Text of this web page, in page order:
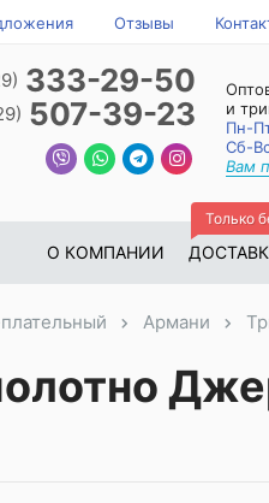
Отзывы
333-29-50
507-39-23
и
Пн-
Сб-
Вам
О КОМПАНИИ
Только
Армани